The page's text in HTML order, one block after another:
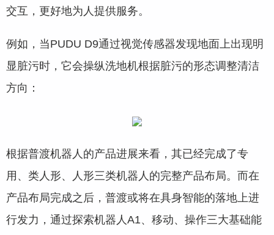
交互，更好地为人提供服务。
例如，当PUDU D9通过视觉传感器发现地面上出现明
显脏污时，它会操纵洗地机根据脏污的形态调整清洁
方向：
根据普渡机器人的产品进展来看，其已经完成了专
用、类人形、人形三类机器人的完整产品布局。而在
产品布局完成之后，普渡或将在具身智能的落地上进
行发力，通过探索机器人A1、移动、操作三大基础能